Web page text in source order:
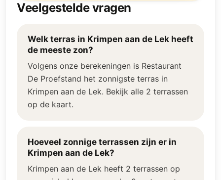
Veelgestelde vragen
Welk terras in Krimpen aan de Lek heeft
de meeste zon?
Volgens onze berekeningen is Restaurant
De Proefstand het zonnigste terras in
Krimpen aan de Lek. Bekijk alle 2 terrassen
op de kaart.
Hoeveel zonnige terrassen zijn er in
Krimpen aan de Lek?
Krimpen aan de Lek heeft 2 terrassen op